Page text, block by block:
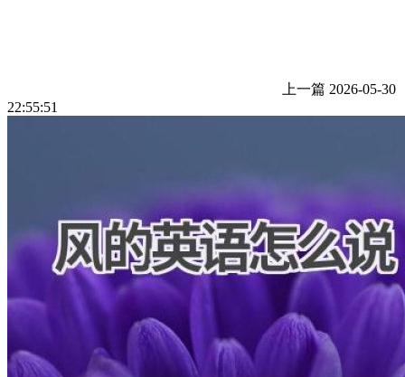
上一篇 2026-05-30
22:55:51